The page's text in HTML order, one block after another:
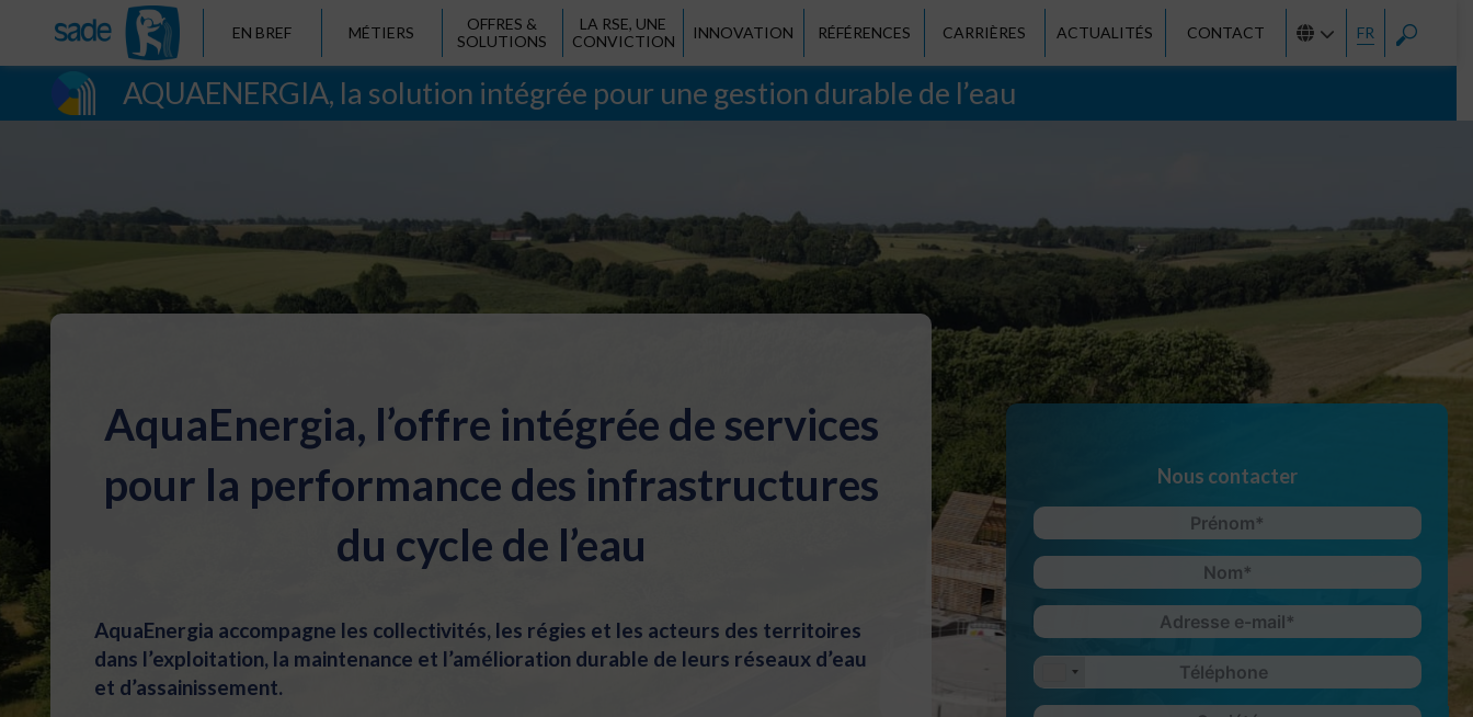
EN BREF MÉTIERS
OFFRES &
SOLUTIONS
LA RSE, UNE
CONVICTION
INNOVATION RÉFÉRENCES CARRIÈRES ACTUALITÉS CONTACT FR
AQUAENERGIA, la solution intégrée pour une gestion durable de l’eau
AquaEnergia, l’offre intégrée de services
pour la performance des infrastructures
du cycle de l’eau
AquaEnergia accompagne les collectivités, les régies et les acteurs des territoires
dans l’exploitation, la maintenance et l’amélioration durable de leurs réseaux d’eau
et d’assainissement.
Nous contacter